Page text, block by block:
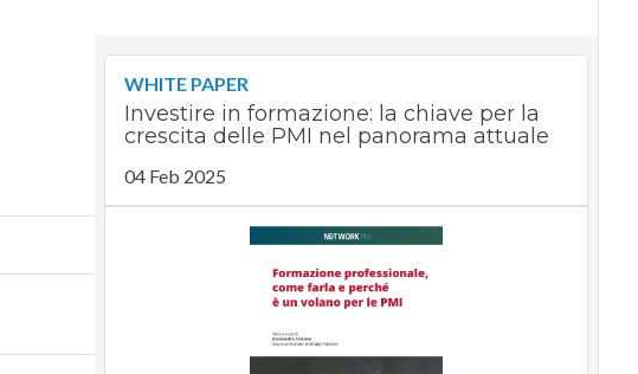
WHITE PAPER
Investire in formazione: la chiave per la
crescita delle PMI nel panorama attuale
04 Feb 2025